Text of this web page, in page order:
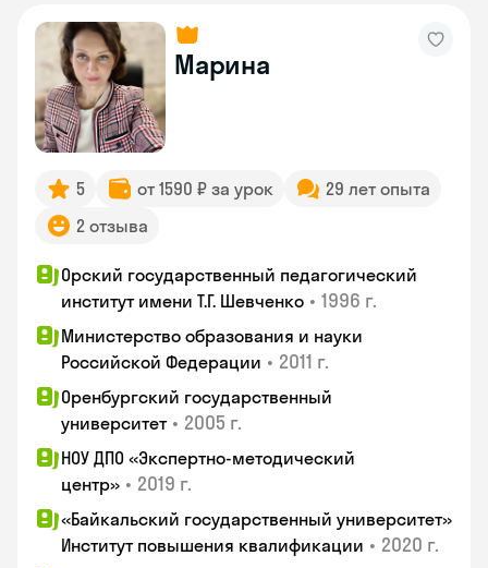
Марина
5 от 1590 ₽ за урок
29 лет опыта
2 отзыва
Орский государственный педагогический
институт имени Т.Г. Шевченко • 1996 г.
Министерство образования и науки
Российской Федерации • 2011 г.
Оренбургский государственный
университет • 2005 г.
НОУ ДПО «Экспертно-методический
центр» • 2019 г.
«Байкальский государственный университет»
Институт повышения квалификации • 2020 г.